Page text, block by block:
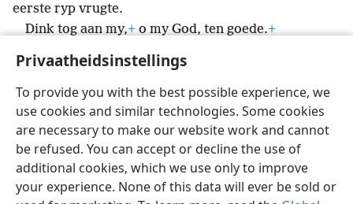
Privaatheidsinstellings
To provide you with the best possible experience, we
use cookies and similar technologies. Some cookies
are necessary to make our website work and cannot
be refused. You can accept or decline the use of
additional cookies, which we use only to improve
your experience. None of this data will ever be sold or
eerste ryp vrugte.
Dink tog aan my,+o my God, ten goede.+
Afrikaans Deel Voorkeure
Copyright© 2026 Watch Tower Bible and Tract Society of Pennsylvania
Gebruiksvoorwaardes Privaatheidsbeleid
Privaatheidsinstellings
JW.ORG
Meld aan